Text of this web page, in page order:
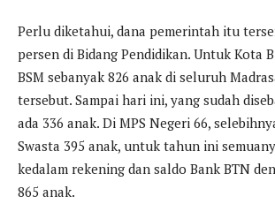
Perlu diketahui, dana pemerintah itu
persen di Bidang Pendidikan. Untuk Kota
BSM sebanyak 826 anak di seluruh
tersebut. Sampai hari ini, yang sudah
ada 336 anak. Di MPS Negeri 66,
Swasta 395 anak, untuk tahun ini
kedalam rekening dan saldo Bank BTN
865 anak.